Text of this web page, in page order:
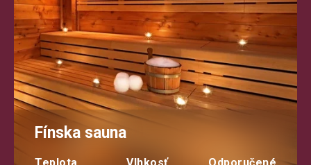
Fínska sauna
Teplota
Vlhkosť
Odporučené